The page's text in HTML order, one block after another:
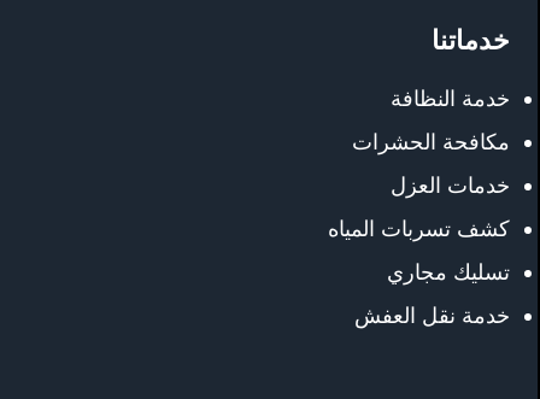
خدماتنا
خدمة النظافة
مكافحة الحشرات
خدمات العزل
كشف تسربات المياه
تسليك مجاري
خدمة نقل العفش